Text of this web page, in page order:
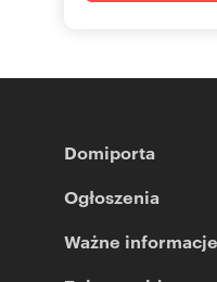
Domiporta
Ogłoszenia
Ważne informacje